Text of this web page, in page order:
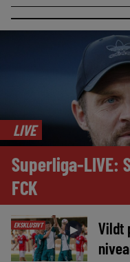
LIVE
Superliga-LIVE:
FCK
EKSKLUSIVT ►
Vildt